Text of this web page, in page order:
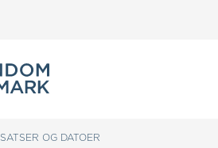
SATSER OG DATOER